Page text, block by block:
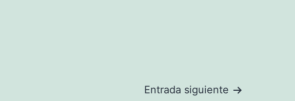
Entrada siguiente